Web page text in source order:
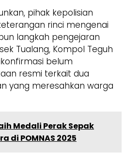
pihak kepolisian
rinci mengenai
langkah pengejaran
Tualang, Kompol Teguh
belum
resmi terkait dua
yang meresahkan warga
Medali Perak Sepak
di POMNAS 2025